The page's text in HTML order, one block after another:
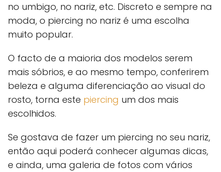
no umbigo, no nariz, etc. Discreto e sempre na
moda, o piercing no nariz é uma escolha
muito popular.
O facto de a maioria dos modelos serem
mais sóbrios, e ao mesmo tempo, conferirem
beleza e alguma diferenciação ao visual do
rosto, torna este piercing um dos mais
escolhidos.
Se gostava de fazer um piercing no seu nariz,
então aqui poderá conhecer algumas dicas,
e ainda, uma galeria de fotos com vários